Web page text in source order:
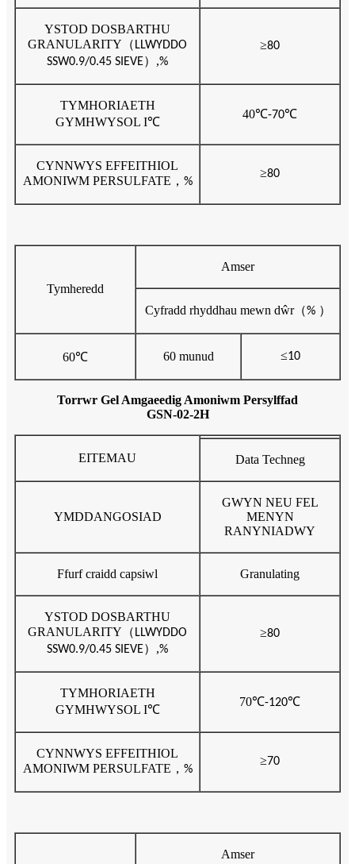
YSTOD DOSBARTHU
GRANULARITY （ LLWYDDO
SSW0.9/0.45 SIEVE）,%
≥80
TYMHORIAETH
GYMHWYSOL I℃
40℃-70℃
CYNNWYS EFFEITHIOL
AMONIWM PERSULFATE ， %
≥80
Tymheredd
Amser
Cyfradd rhyddhau mewn dŵr（% ）
60℃ 60 munud ≤10
Torrwr Gel Amgaeedig Amoniwm Persylffad
GSN-02-2H
EITEMAU Data Techneg
YMDDANGOSIAD
GWYN NEU FEL
MENYN
RANYNIADWY
Ffurf craidd capsiwl Granulating
YSTOD DOSBARTHU
GRANULARITY （ LLWYDDO
SSW0.9/0.45 SIEVE）,%
≥80
TYMHORIAETH
GYMHWYSOL I℃
70℃-120℃
CYNNWYS EFFEITHIOL
AMONIWM PERSULFATE ， %
≥70
Amser